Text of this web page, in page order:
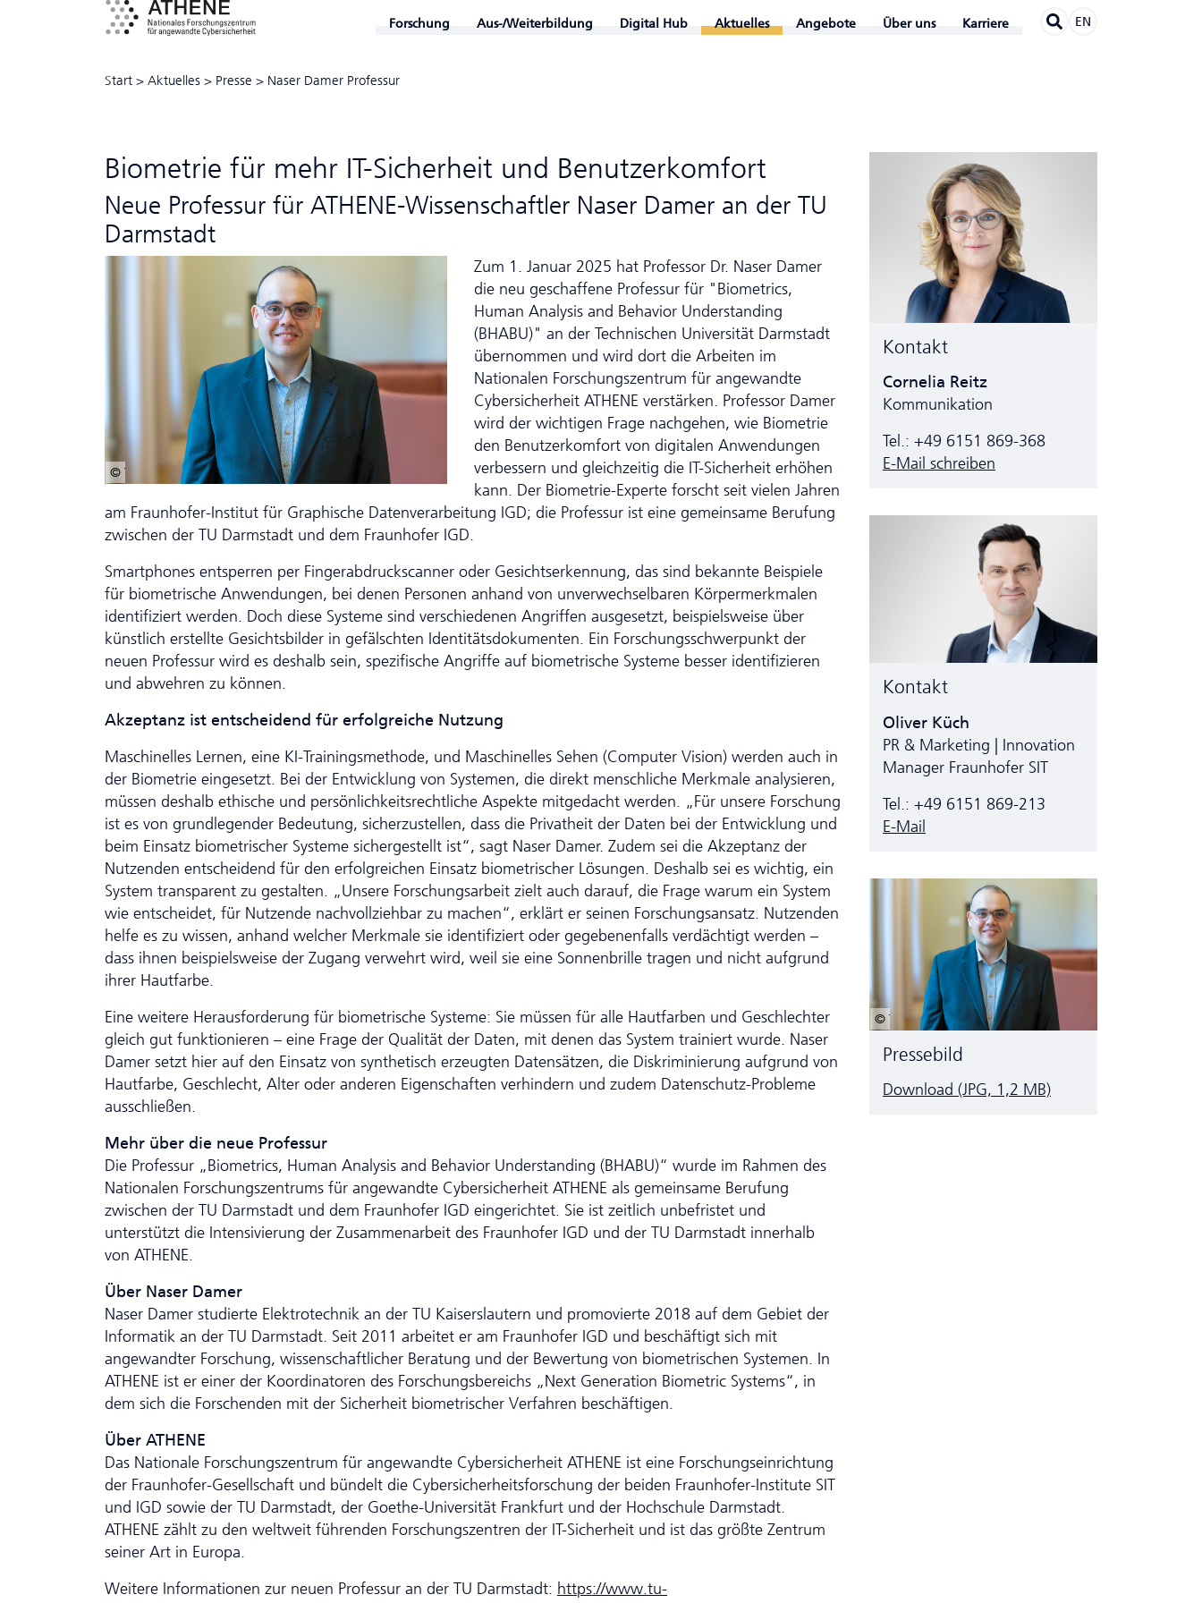
Forschung Aus-/Weiterbildung Digital Hub Aktuelles Angebote Über uns Karriere EN
Start > Aktuelles > Presse > Naser Damer Professur
Biometrie für mehr IT-Sicherheit und Benutzerkomfort
Neue Professur für ATHENE-Wissenschaftler Naser Damer an der TU
Darmstadt
© TU Darmstadt | Paul Glogowski
Zum 1. Januar 2025 hat Professor Dr. Naser Damer
die neu geschaffene Professur für "Biometrics,
Human Analysis and Behavior Understanding
(BHABU)" an der Technischen Universität Darmstadt
übernommen und wird dort die Arbeiten im
Nationalen Forschungszentrum für angewandte
Cybersicherheit ATHENE verstärken. Professor Damer
wird der wichtigen Frage nachgehen, wie Biometrie
den Benutzerkomfort von digitalen Anwendungen
verbessern und gleichzeitig die IT-Sicherheit erhöhen
kann. Der Biometrie-Experte forscht seit vielen Jahren
am Fraunhofer-Institut für Graphische Da­ten­verarbeitung IGD; die Professur ist eine gemeinsame Berufung
zwischen der TU Darmstadt und dem Fraunhofer IGD.
Smartphones entsperren per Fingerabdruckscanner oder Gesichtserkennung, das sind bekannte Beispiele
für biometrische Anwendungen, bei denen Personen anhand von unverwechselbaren Körpermerkmalen
identifiziert werden. Doch diese Systeme sind verschiedenen Angriffen ausgesetzt, beispielsweise über
künstlich erstellte Gesichtsbilder in gefälschten Identitätsdokumenten. Ein Forschungsschwerpunkt der
neuen Professur wird es deshalb sein, spezifische Angriffe auf biometrische Systeme besser identifizieren
und abwehren zu können.
Akzeptanz ist entscheidend für erfolgreiche Nutzung
Maschinelles Lernen, eine KI-Trainingsmethode, und Maschinelles Sehen (Computer Vision) werden auch in
der Biometrie eingesetzt. Bei der Entwicklung von Systemen, die direkt menschliche Merkmale analysieren,
müssen deshalb ethische und persönlichkeitsrechtliche Aspekte mitgedacht werden. „Für unsere Forschung
ist es von grundlegender Bedeutung, sicherzustellen, dass die Privatheit der Daten bei der Entwicklung und
beim Einsatz biometrischer Systeme sichergestellt ist“, sagt Naser Damer. Zudem sei die Akzeptanz der
Nutzenden entscheidend für den erfolgreichen Einsatz biometrischer Lösungen. Deshalb sei es wichtig, ein
System transparent zu gestalten. „Unsere For­schungs­arbeit zielt auch darauf, die Frage warum ein System
wie entscheidet, für Nutzende nachvollziehbar zu machen“, erklärt er seinen Forschungsansatz. Nutzenden
helfe es zu wissen, anhand welcher Merkmale sie identifiziert oder gegebenenfalls verdächtigt werden –
dass ihnen beispielsweise der Zugang verwehrt wird, weil sie eine Sonnenbrille tragen und nicht aufgrund
ihrer Hautfarbe.
Eine weitere Herausforderung für biometrische Systeme: Sie müssen für alle Hautfarben und Geschlechter
gleich gut funktionieren – eine Frage der Qualität der Daten, mit denen das System trainiert wurde. Naser
Damer setzt hier auf den Einsatz von synthetisch erzeugten Datensätzen, die Diskriminierung aufgrund von
Hautfarbe, Geschlecht, Alter oder anderen Eigenschaften verhindern und zudem Da­ten­schutz-Probleme
ausschließen.
Mehr über die neue Professur
Die Professur „Biometrics, Human Analysis and Behavior Understanding (BHABU)“ wurde im Rahmen des
Nationalen Forschungszentrums für angewandte Cybersicherheit ATHENE als gemeinsame Berufung
zwischen der TU Darmstadt und dem Fraunhofer IGD eingerichtet. Sie ist zeitlich unbefristet und
unterstützt die Intensivierung der Zusam­men­arbeit des Fraunhofer IGD und der TU Darmstadt innerhalb
von ATHENE.
Über Naser Damer
Naser Damer studierte Elektrotechnik an der TU Kaiserslautern und promovierte 2018 auf dem Gebiet der
Informatik an der TU Darmstadt. Seit 2011 arbeitet er am Fraunhofer IGD und beschäftigt sich mit
angewandter Forschung, wissenschaftlicher Beratung und der Bewertung von biometrischen Systemen. In
ATHENE ist er einer der Koordinatoren des Forschungsbereichs „Next Generation Biometric Systems“, in
dem sich die Forschenden mit der Sicherheit biometrischer Verfahren beschäftigen.
Über ATHENE
Das Nationale Forschungszentrum für angewandte Cybersicherheit ATHENE ist eine Forschungseinrichtung
der Fraunhofer-Gesellschaft und bündelt die Cyber­sicher­heits­forschung der beiden Fraunhofer-Institute SIT
und IGD sowie der TU Darmstadt, der Goethe-Universität Frankfurt und der Hochschule Darmstadt.
ATHENE zählt zu den weltweit führenden Forschungszentren der IT-Sicherheit und ist das größte Zentrum
seiner Art in Europa.
Weitere Informationen zur neuen Professur an der TU Darmstadt: https://www.tu-
Kontakt
Cornelia Reitz
Kommunikation
Tel.: +49 6151 869-368
E-Mail schreiben
Kontakt
Oliver Küch
PR & Marketing | Innovation
Manager Fraunhofer SIT
Tel.: +49 6151 869-213
E-Mail
© TU Darmstadt | Paul Glogowski
Pressebild
Download (JPG, 1,2 MB)